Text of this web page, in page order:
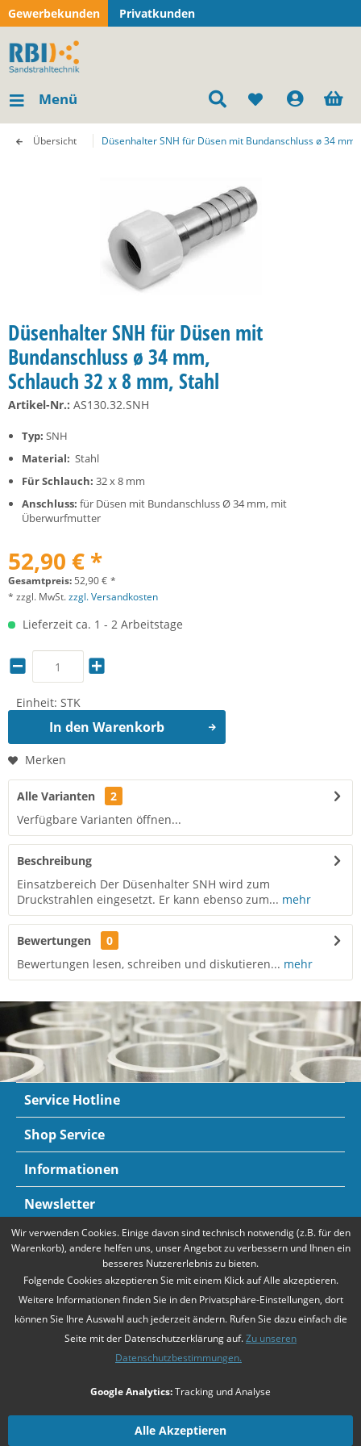
Gewerbekunden Privatkunden
Menü
Übersicht Düsenhalter SNH für Düsen mit Bundanschluss ø 34 mm,
Düsenhalter SNH für Düsen mit
Bundanschluss ø 34 mm,
Schlauch 32 x 8 mm, Stahl
Artikel-Nr.: AS130.32.SNH
Typ: SNH
Material: Stahl
Für Schlauch: 32 x 8 mm
Anschluss: für Düsen mit Bundanschluss Ø 34 mm, mit
Überwurfmutter
52,90 € *
Gesamtpreis: 52,90€ *
* zzgl. MwSt.zzgl. Versandkosten
Lieferzeit ca. 1 - 2 Arbeitstage
Einheit: STK
In den Warenkorb
Merken
Alle Varianten
2
Verfügbare Varianten öffnen...
Beschreibung
Einsatzbereich Der Düsenhalter SNH wird zum
Druckstrahlen eingesetzt. Er kann ebenso zum... mehr
Bewertungen
0
Bewertungen lesen, schreiben und diskutieren... mehr
Service Hotline
Shop Service
Informationen
Newsletter
Zahlungsarten Mehr Informationen
falls nicht anders beschrieben
Unsere Angebote richten sich ausschließlich an Unternehmer gemäß§14
. Wir schließen keine Verträge mit Verbrauchern gemäß
Wir verwenden Cookies. Einige davon sind technisch notwendig (z.B. für den
Warenkorb), andere helfen uns, unser Angebot zu verbessern und Ihnen ein
besseres Nutzererlebnis zu bieten.
Folgende Cookies akzeptieren Sie mit einem Klick auf Alle akzeptieren.
Weitere Informationen finden Sie in den Privatsphäre-Einstellungen, dort
können Sie Ihre Auswahl auch jederzeit ändern. Rufen Sie dazu einfach die
Seite mit der Datenschutzerklärung auf.Zu unseren
Datenschutzbestimmungen.
Google Analytics:Tracking und Analyse
Alle Akzeptieren